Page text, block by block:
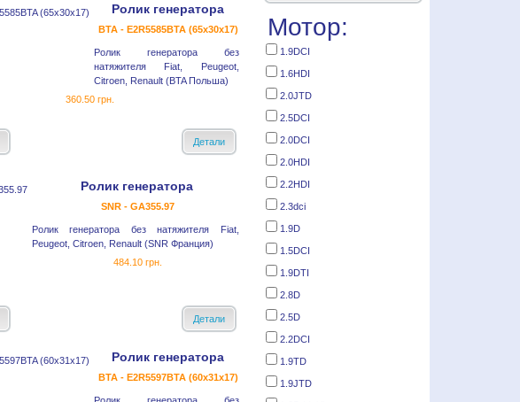
Ролик генератора
BTA - E2R5585BTA (65x30x17)
Ролик генератора без
натяжителя Fiat, Peugeot,
Citroen, Renault (BTA Польша)
360.50 грн.
Детали
Ролик генератора
SNR - GA355.97
Ролик генератора без натяжителя Fiat,
Peugeot, Citroen, Renault (SNR Франция)
484.10 грн.
Детали
Ролик генератора
BTA - E2R5597BTA (60x31x17)
Мотор:
1.9DCI
1.6HDI
2.0JTD
2.5DCI
2.0DCI
2.0HDI
2.2HDI
2.3dci
1.9D
1.5DCI
1.9DTI
2.8D
2.5D
2.2DCI
1.9TD
1.9JTD